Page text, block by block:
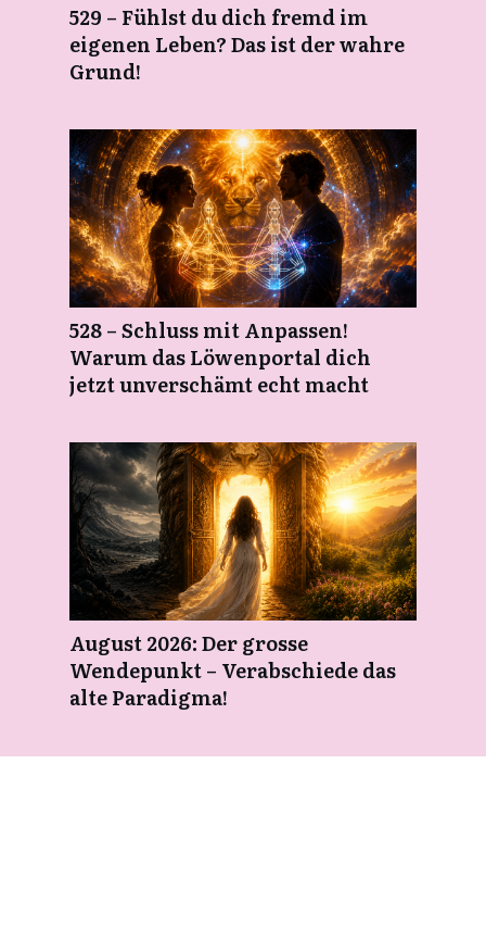
529 – Fühlst du dich fremd im
eigenen Leben? Das ist der wahre
Grund!
528 – Schluss mit Anpassen!
Warum das Löwenportal dich
jetzt unverschämt echt macht
August 2026: Der grosse
Wendepunkt – Verabschiede das
alte Paradigma!